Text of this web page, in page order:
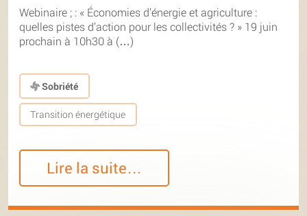
Webinaire ; : « Économies d’énergie et agriculture :
quelles pistes d’action pour les collectivités ? » 19 juin
prochain à 10h30 à (…)
Sobriété
Transition énergétique
Lire la suite…